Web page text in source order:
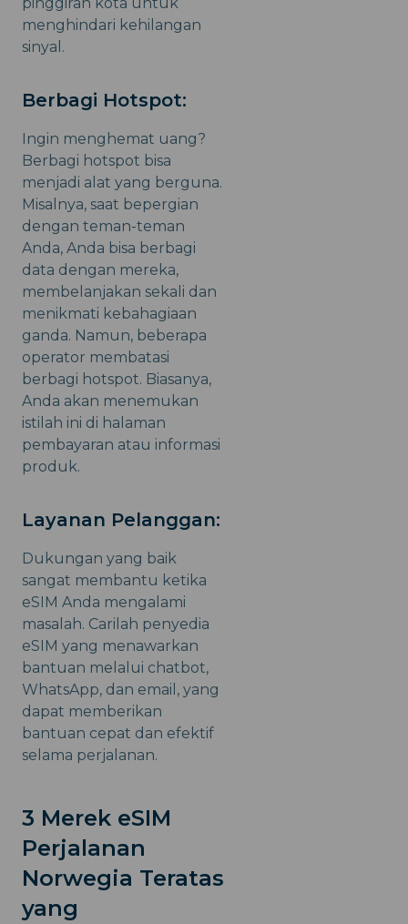
pinggiran kota untuk
menghindari kehilangan
sinyal.
Berbagi Hotspot:
Ingin menghemat uang?
Berbagi hotspot bisa
menjadi alat yang berguna.
Misalnya, saat bepergian
dengan teman-teman
Anda, Anda bisa berbagi
data dengan mereka,
membelanjakan sekali dan
menikmati kebahagiaan
ganda. Namun, beberapa
operator membatasi
berbagi hotspot. Biasanya,
Anda akan menemukan
istilah ini di halaman
pembayaran atau informasi
produk.
Layanan Pelanggan:
Dukungan yang baik
sangat membantu ketika
eSIM Anda mengalami
masalah. Carilah penyedia
eSIM yang menawarkan
bantuan melalui chatbot,
WhatsApp, dan email, yang
dapat memberikan
bantuan cepat dan efektif
selama perjalanan.
3 Merek eSIM
Perjalanan
Norwegia Teratas
yang